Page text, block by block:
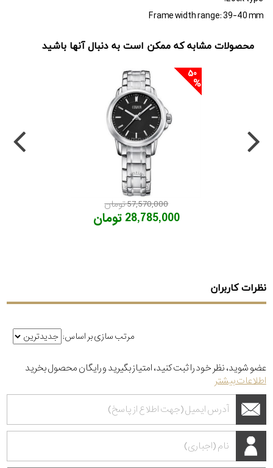
Frame width range: 39-40 mm
محصولات مشابه که ممکن است به دنبال آنها باشید
50
57,570,000 تومان
28,785,000 تومان
نظرات کاربران
مرتب سازی بر اساس:
عضو شوید، نظر خود را ثبت کنید، امتیاز بگیرید و رایگان محصول بخرید
اطلاعات بیشتر